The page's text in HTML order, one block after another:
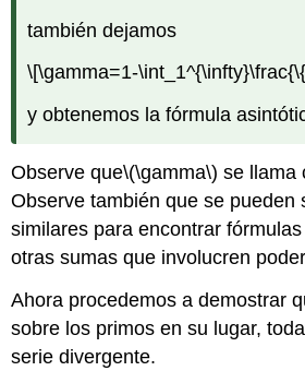
también dejamos
\[\gamma=1-
y obtenemos la fórmula
Observe que\(\gamma\) se llama
Observe también que se pueden
similares para encontrar
otras sumas que involucren
Ahora procedemos a demostrar
sobre los primos en su lugar,
serie divergente.